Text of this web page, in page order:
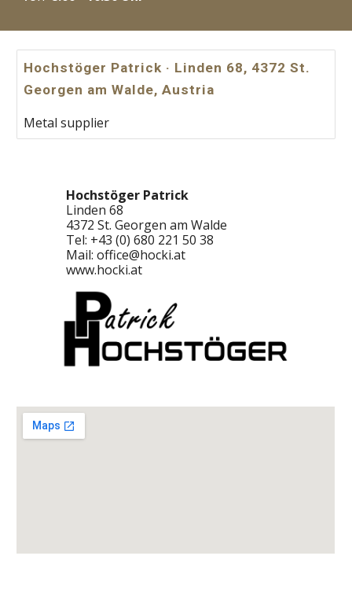
Hochstöger Patrick · Linden 68, 4372 St.
Georgen am Walde, Austria
Metal supplier
Hochstöger Patrick
Linden 68
4372 St. Georgen am Walde
Tel: +43 (0) 680 221 50 38
Mail:office@hocki.at
www.hocki.at